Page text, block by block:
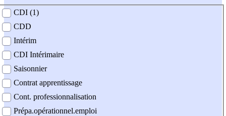
contrat
CDI (1)
CDD
Intérim
CDI Intérimaire
Saisonnier
Contrat apprentissage
Cont. professionnalisation
Prépa.opérationnel.emploi